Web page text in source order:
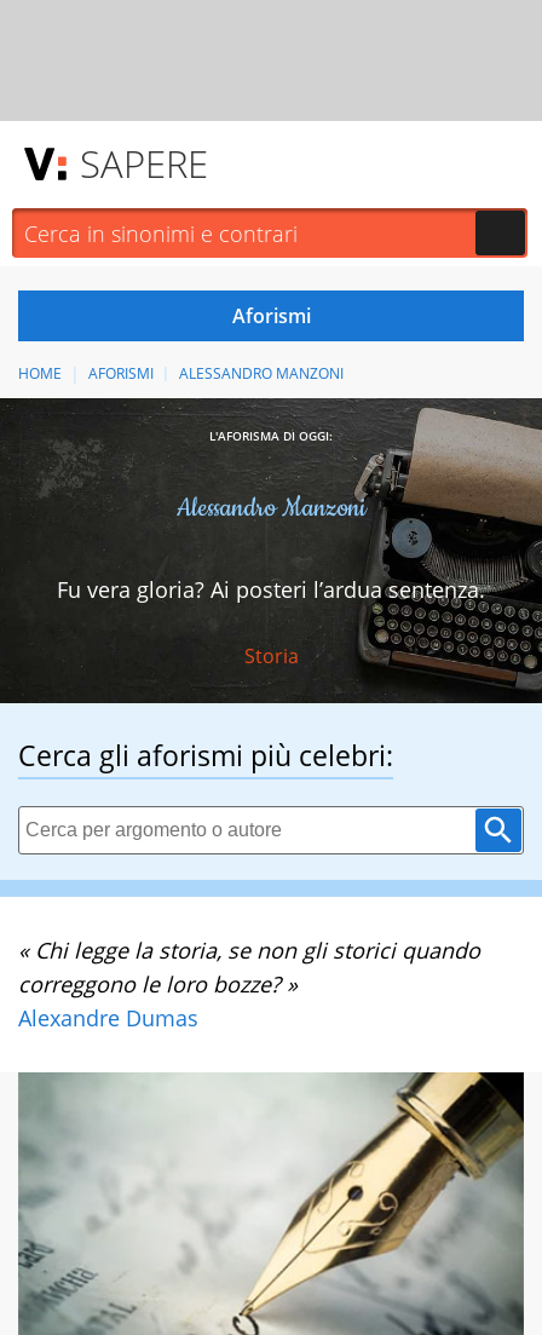
SAPERE
HOME AFORISMI ALESSANDRO MANZONI
L'AFORISMA DI OGGI:
Alessandro Manzoni
Fu vera gloria? Ai posteri l’ardua sentenza.
Storia
Cerca gli aforismi più celebri:
« Chi legge la storia, se non gli storici quando
correggono le loro bozze? »
Alexandre Dumas